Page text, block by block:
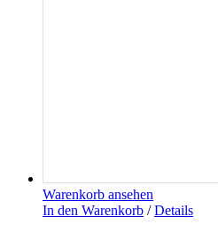
Warenkorb ansehen
In den Warenkorb / Details